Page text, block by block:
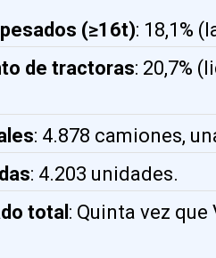
(≥16t): 18,1%
de tractoras: 20,7%
: 4.878 camiones,
: 4.203 unidades.
total : Quinta vez